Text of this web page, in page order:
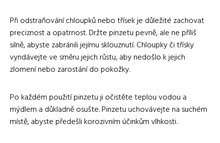
Při odstraňování chloupků nebo třísek je důležité zachovat
preciznost a opatrnost. Držte pinzetu pevně, ale ne příliš
silně, abyste zabránili jejímu sklouznutí. Chloupky či třísky
vyndávejte ve směru jejich růstu, aby nedošlo k jejich
zlomení nebo zarostání do pokožky.
Po každém použití pinzetu ji očistěte teplou vodou a
mýdlem a důkladně osušte. Pinzetu uchovávejte na suchém
místě, abyste předešli korozivním účinkům vlhkosti.